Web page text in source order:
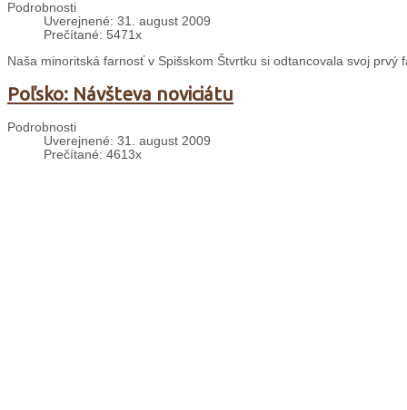
Podrobnosti
Uverejnené: 31. august 2009
Prečítané: 5471x
Naša minoritská farnosť v Spišskom Štvrtku si odtancovala svoj
Poľsko: Návšteva noviciátu
Podrobnosti
Uverejnené: 31. august 2009
Prečítané: 4613x